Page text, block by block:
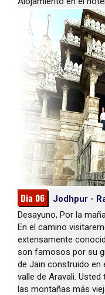
Dia 06
Jodhpur -
Desayuno, Por la
En el camino
extensamente
son famosos por su
de Jain construido en
valle de Aravali.
las montañas más